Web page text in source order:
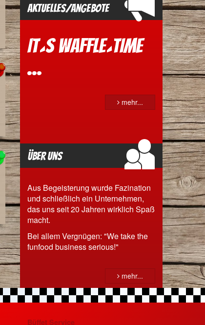
Aktuelles/Angebote
It´s Waffle´time
...
mehr...
Über uns
Aus Begeisterung wurde Fazination
und schließlich ein Unternehmen,
das uns seit 20 Jahren wirklich Spaß
macht.
Bei allem Vergnügen: "We take the
funfood business serious!"
mehr...
Büffet Service